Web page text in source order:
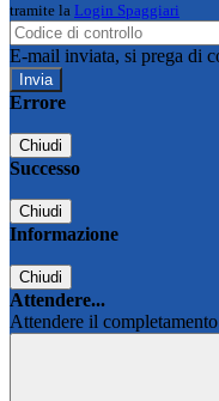
tramite la Login Spaggiari
E-mail inviata, si prega di
Errore
Chiudi
Successo
Chiudi
Informazione
Chiudi
Attendere...
Attendere il